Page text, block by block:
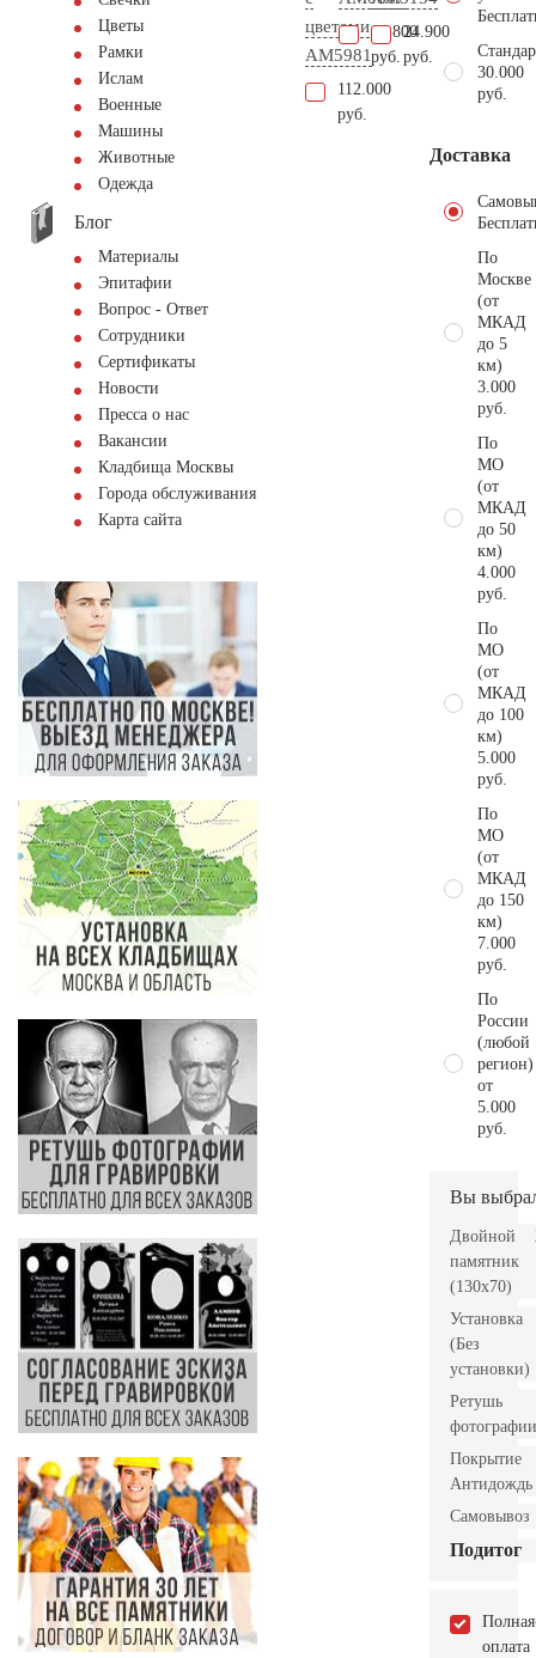
Цветы
Рамки
Ислам
Военные
Машины
Животные
Одежда
Блог
Материалы
Эпитафии
Вопрос - Ответ
Сотрудники
Сертификаты
Новости
Пресса о нас
Вакансии
Кладбища Москвы
Города обслуживания
Карта сайта
цветами
AM5981
112.000
руб.
60.800
руб.
24.900
руб.
30.000
руб.
Доставка
По
Москве
(от
МКАД
до 5
км)
3.000
руб.
По
МО
(от
МКАД
до 50
км)
4.000
руб.
По
МО
(от
МКАД
до 100
км)
5.000
руб.
По
МО
(от
МКАД
до 150
км)
7.000
руб.
По
России
(любой
регион)
от
5.000
руб.
Вы
Двойной
памятник
(130х70)
Установка
(Без
установки)
Ретушь
фотографии
Покрытие
Антидождь
Самовывоз
Подитог
Полная
оплата